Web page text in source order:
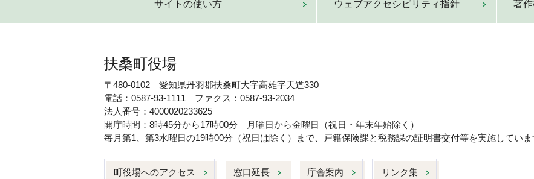
サイトの使い方 ウェブアクセシビリティ指針 著
扶桑町役場
〒480-0102 愛知県丹羽郡扶桑町大字高雄字天道330
電話：0587-93-1111 ファクス：0587-93-2034
法人番号：4000020233625
開庁時間：8時45分から17時00分 月曜日から金曜日（祝日・年末年始除く）
毎月第1、第3水曜日の19時00分（祝日は除く）まで、戸籍保険課と税務課の証明書交付等を実施していま
町役場へのアクセス 窓口延長 庁舎案内 リンク集